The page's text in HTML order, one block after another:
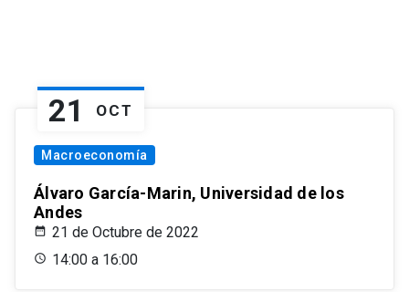
21 OCT
Macroeconomía
Álvaro García-Marin, Universidad de los
Andes
21 de Octubre de 2022
14:00 a 16:00